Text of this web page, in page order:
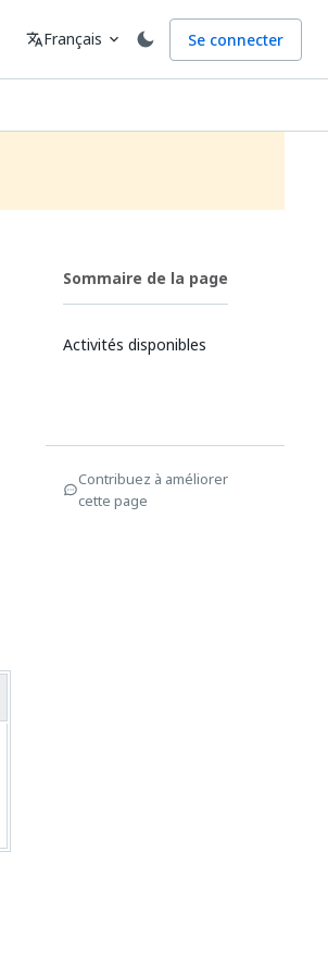
Langue
translateFrançais expand_more Se connecter
Sommaire de la page
Activités disponibles
Contribuez à améliorer
cette page